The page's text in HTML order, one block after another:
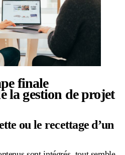
finale
la gestion de projet
ou le recettage d’un